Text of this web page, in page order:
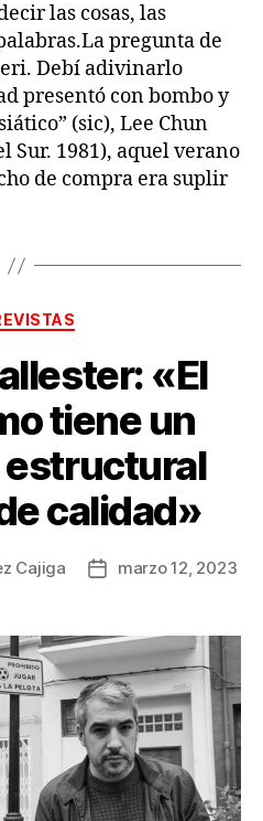
las cosas, las
pregunta de
Debí adivinarlo
presentó con bombo y
(sic), Lee Chun
Sur. 1981), aquel verano
de compra era suplir
Categorías
«El
tiene un
calidad»
Cajiga
Fecha
publicación
marzo 12, 2023